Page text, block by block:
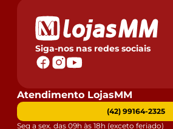
Siga-nos nas redes sociais
Atendimento LojasMM
(42) 99164-2325
Seg a sex. das 09h às 18h (exceto feriado)